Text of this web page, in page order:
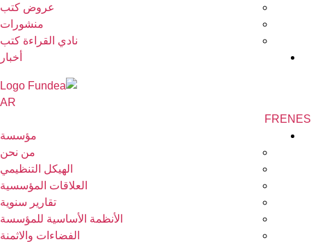
عروض كتب
منشورات
نادي القراءة كتب
أخبار
AR
EN
FR
مؤسسة
من نحن
الهيكل التنظيمي
العلاقات المؤسسية
تقارير سنوية
الأنظمة الأساسية للمؤسسة
الفضاءات والاثمنة